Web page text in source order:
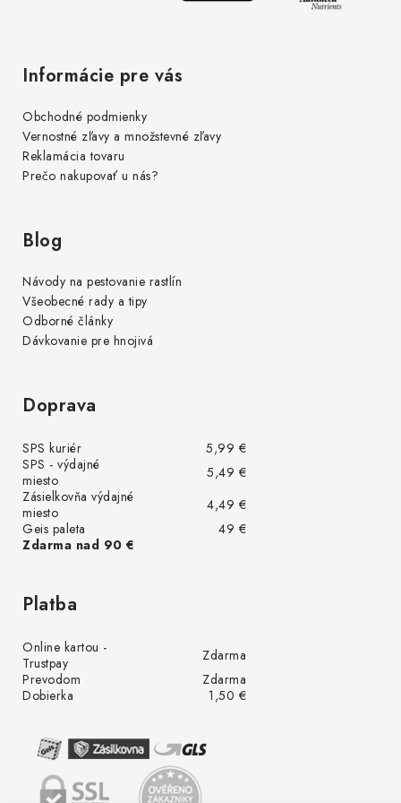
Informácie pre vás
Obchodné podmienky
Vernostné zľavy a množstevné zľavy
Reklamácia tovaru
Prečo nakupovať u nás?
Blog
Návody na pestovanie rastlín
Všeobecné rady a tipy
Odborné články
Dávkovanie pre hnojivá
Doprava
SPS kuriér
5,99 €
SPS - výdajné
miesto
5,49 €
Zásielkovňa výdajné
miesto
4,49 €
Geis paleta
49 €
Zdarma nad 90 €
Platba
Online kartou -
Trustpay
Zdarma
Prevodom
Zdarma
Dobierka
1,50 €